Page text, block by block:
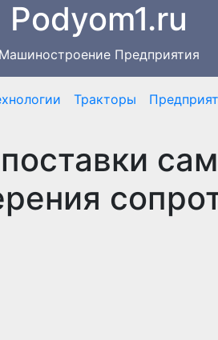
Podyom1.ru
Машиностроение Предприятия
Тракторы